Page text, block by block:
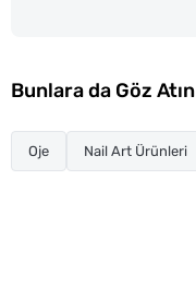
Bunlara da Göz Atın
Oje Nail Art Ürünleri